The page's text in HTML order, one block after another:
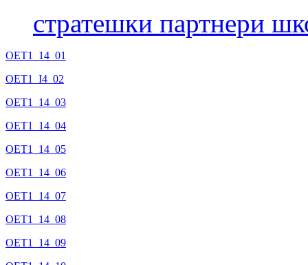
стратешки партнери
OET1_14_01
OET1_I4_02
ОЕТ1_14_03
OET1_14_04
OET1_14_05
OET1_14_06
OET1_14_07
OET1_14_08
OET1_14_09